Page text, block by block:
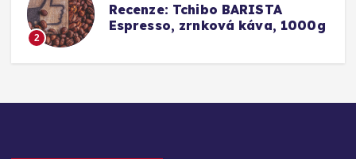
3
Srovnání a recenze: Tchibo
Barista Caffè Crema vs.